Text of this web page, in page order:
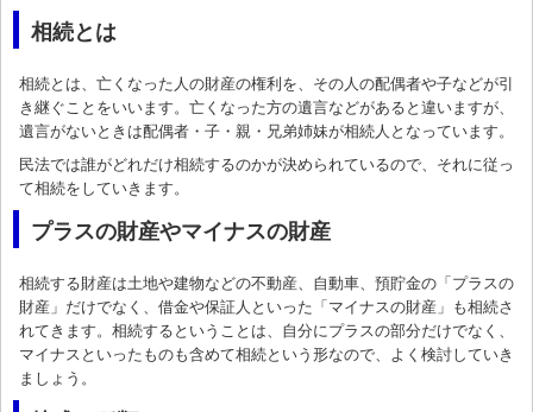
相続とは
相続とは、亡くなった人の財産の権利を、その人の配偶者や子などが引
き継ぐことをいいます。亡くなった方の遺言などがあると違いますが、
遺言がないときは配偶者・子・親・兄弟姉妹が相続人となっています。
民法では誰がどれだけ相続するのかが決められているので、それに従っ
て相続をしていきます。
プラスの財産やマイナスの財産
相続する財産は土地や建物などの不動産、自動車、預貯金の「プラスの
財産」だけでなく、借金や保証人といった「マイナスの財産」も相続さ
れてきます。相続するということは、自分にプラスの部分だけでなく、
マイナスといったものも含めて相続という形なので、よく検討していき
ましょう。